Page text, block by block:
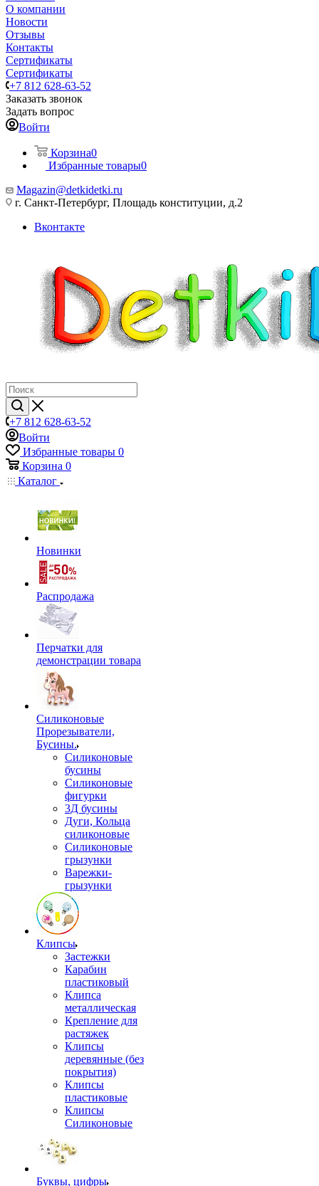
О компании
Новости
Отзывы
Контакты
Сертификаты
Сертификаты
+7 812 628-63-52
Заказать звонок
Задать вопрос
Войти
Корзина0
Избранные товары0
Magazin@detkidetki.ru
г. Санкт-Петербург, Площадь конституции, д.2
Вконтакте
+7 812 628-63-52
Войти
Избранные товары 0
Корзина 0
Каталог
Новинки
Распродажа
Перчатки для
демонстрации товара
Силиконовые
Прорезыватели,
Бусины.
Силиконовые
бусины
Силиконовые
фигурки
3Д бусины
Дуги, Кольца
силиконовые
Силиконовые
грызунки
Варежки-
грызунки
Клипсы
Застежки
Карабин
пластиковый
Клипса
металлическая
Крепление для
растяжек
Клипсы
деревянные (без
покрытия)
Клипсы
пластиковые
Клипсы
Силиконовые
Буквы, цифры